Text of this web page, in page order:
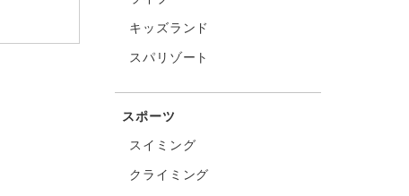
キッズランド
スパリゾート
スポーツ
スイミング
クライミング